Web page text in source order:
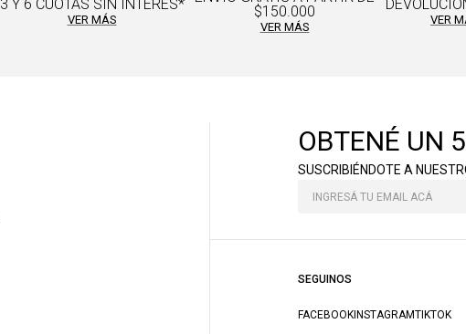
3 Y 6 CUOTAS SIN INTERÉS*
VER MÁS
$150.000
VER MÁS
VER
OBTENÉ UN
SUSCRIBIÉNDOTE A
SEGUINOS
FACEBOOKINSTAGRAMTIKTOK